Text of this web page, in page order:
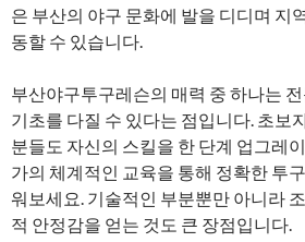
은 부산의 야구 문화에 발을 디디며 지
동할 수 있습니다.
부산야구투구레슨의 매력 중 하나는
기초를 다질 수 있다는 점입니다. 초보
분들도 자신의 스킬을 한 단계 업그레
가의 체계적인 교육을 통해 정확한 투
워보세요. 기술적인 부분뿐만 아니라
적 안정감을 얻는 것도 큰 장점입니다.